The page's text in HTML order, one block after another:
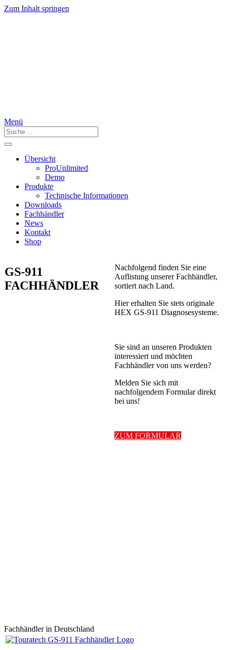
Zum Inhalt springen
Menü
Übersicht
ProUnlimited
Demo
Produkte
Technische Informationen
Downloads
Fachhändler
News
Kontakt
Shop
GS-911
FACHHÄNDLER
Nachfolgend finden Sie eine
Auflistung unserer Fachhändler,
sortiert nach Land.
Hier erhalten Sie stets originale
HEX GS-911 Diagnosesysteme.
Sie sind an unseren Produkten
interessiert und möchten
Fachhändler von uns werden?
Melden Sie sich mit
nachfolgendem Formular direkt
bei uns!
ZUM FORMULAR
Fachhändler in Deutschland